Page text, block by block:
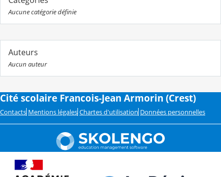
Aucune catégorie définie
Auteurs
Aucun auteur
Cité scolaire Francois-Jean Armorin (Crest)
Contacts Mentions légales Chartes d'utilisation Données personnelles